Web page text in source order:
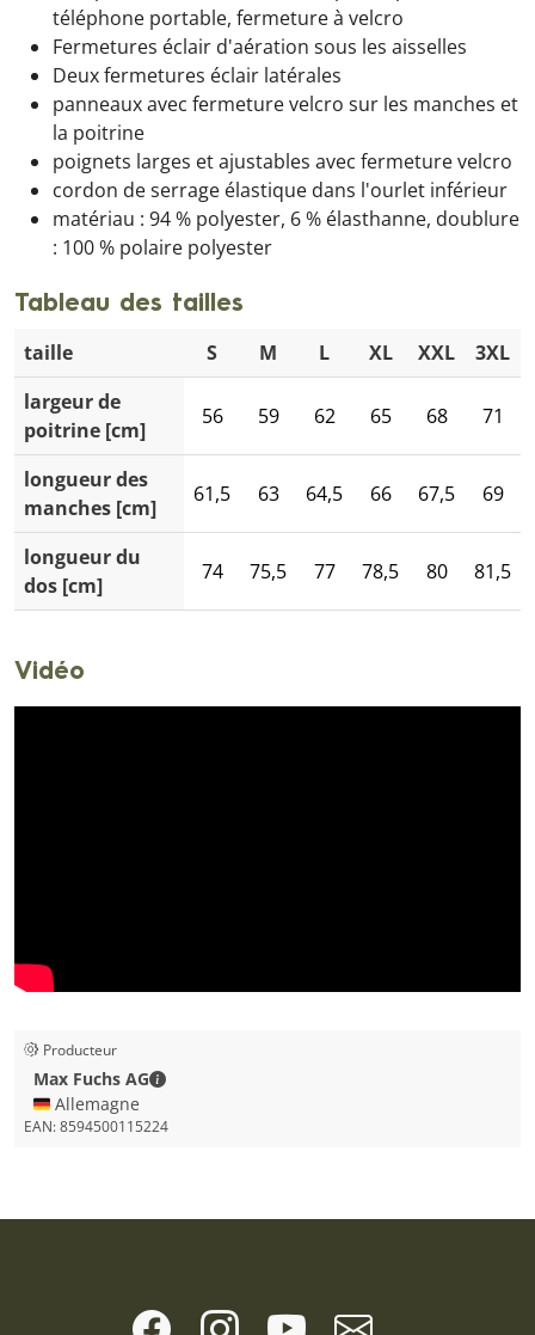
téléphone portable, fermeture à velcro
Fermetures éclair d'aération sous les aisselles
Deux fermetures éclair latérales
panneaux avec fermeture velcro sur les manches et
la poitrine
poignets larges et ajustables avec fermeture velcro
cordon de serrage élastique dans l'ourlet inférieur
matériau : 94 % polyester, 6 % élasthanne, doublure
: 100 % polaire polyester
Tableau des tailles
taille S M L XL XXL
3XL
largeur de
poitrine [cm]
56 59 62 65 68 71
longueur des
manches [cm]
61,5 63 64,5 66 67,5 69
longueur du
dos [cm]
74 75,5 77 78,5 80 81,5
Vidéo
Producteur
Max Fuchs AG
Max Fuchs AG - Coordonnées de la personne
🇩🇪 Allemagne
EAN:8594500115224